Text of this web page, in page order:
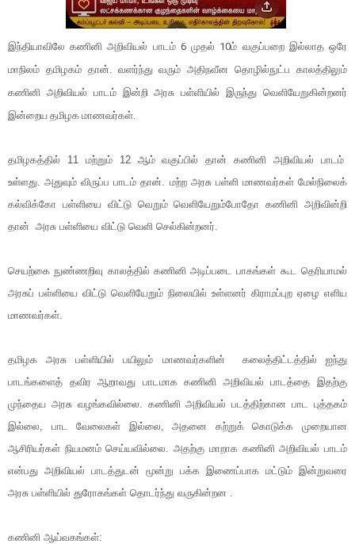
இந்தியாவிலே கணினி அறிவியல் பாடம் 6 முதல் 10ம் வகுப்பறை இல்லாத ஒரே
மாநிலம் தமிழகம் தான். வளர்ந்து வரும் அதிநவீன தொழில்நுட்ப காலத்திலும்
கணினி அறிவியல் பாடம் இன்றி அரசு பள்ளியில் இருந்து வெளியேறுகின்றனர்
இன்றைய தமிழக மாணவர்கள்.
தமிழகத்தில் 11 மற்றும் 12 ஆம் வகுப்பில் தான் கணினி அறிவியல் பாடம்
உள்ளது. அதுவும் விருப்ப பாடம் தான். மற்ற அரசு பள்ளி மாணவர்கள் மேல்நிலைக்
கல்விக்கோ பள்ளியை விட்டு வெறும் வெளியேறும்போதோ கணினி அறிவின்றி
தான் அரசு பள்ளியை விட்டு வெளி செல்கின்றனர்.
செயற்கை நுண்ணறிவு காலத்தில் கணினி அடிப்படை பாகங்கள் கூட தெரியாமல்
அரசுப் பள்ளியை விட்டு வெளியேறும் நிலையில் உள்ளனர் கிராமப்புற ஏழை எளிய
மாணவர்கள்.
தமிழக அரசு பள்ளியில் பயிலும் மாணவர்களின் கலைத்திட்டத்தில் ஐந்து
பாடங்களைத் தவிர ஆறாவது பாடமாக கணினி அறிவியல் பாடத்தை இதற்கு
முந்தைய அரசு வழங்கவில்லை. கணினி அறிவியல் படத்திற்கான பாட புத்தகம்
இல்லை, பாட வேலைகள் இல்லை, அதனை கற்றுக் கொடுக்க முறையான
ஆசிரியர்கள் நியமனம் செய்யவில்லை. அதற்கு மாறாக கணினி அறிவியல் பாடம்
என்பது அறிவியல் பாடத்துடன் மூன்று பக்க இணைப்பாக மட்டும் இன்றுவரை
அரசு பள்ளியில் துரோகங்கள் தொடர்ந்து வருகின்றன .
கணினி ஆய்வகங்கள்: